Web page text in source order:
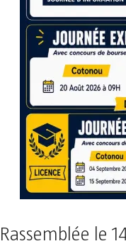
Rassemblée le